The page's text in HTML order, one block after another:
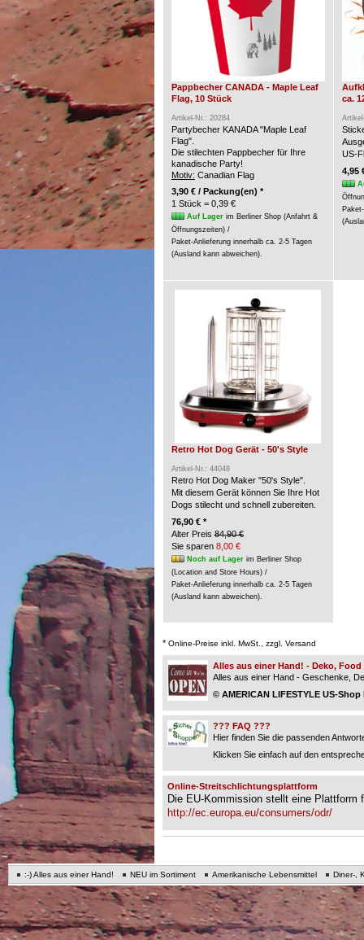
Pappbecher CANADA - Maple Leaf
Flag, 10 Stück
Artikel-Nr.: 20284
Partybecher KANADA "Maple Leaf
Flag".
Die stilechten Pappbecher für Ihre
kanadische Party!
Motiv: Canadian Flag
3,90 € / Packung(en) *
1 Stück = 0,39 €
Auf Lagerim Berliner Shop (Anfahrt &
Öffnungszeiten) /
Paket-Anlieferung innerhalb ca. 2-5 Tagen
(Ausland kann abweichen).
ca.
US-
4,95
Retro Hot Dog Gerät - 50's Style
Artikel-Nr.: 44048
Retro Hot Dog Maker "50's Style".
Mit diesem Gerät können Sie Ihre Hot
Dogs stilecht und schnell zubereiten.
76,90 € *
Alter Preis 84,90 €
Sie sparen 8,00 €
Noch auf Lagerim Berliner Shop
(Location and Store Hours) /
Paket-Anlieferung innerhalb ca. 2-5 Tagen
(Ausland kann abweichen).
* Online-Preise inkl. MwSt., zzgl. Versand
Alles aus einer Hand! - Deko, Food
Alles aus einer Hand - Geschenke,
© AMERICAN LIFESTYLE US-Shop
??? FAQ ???
Hier finden Sie die passenden
Klicken Sie einfach auf den
Online-Streitschlichtungsplattform
Die EU-Kommission stellt eine
http://ec.europa.eu/consumers/odr/
:-) Alles aus einer Hand! NEU im Sortiment Amerikanische Lebensmittel Diner-,